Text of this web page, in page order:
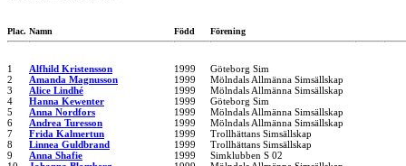
Plac. Namn Född Förening
1 Alfhild Kristensson 1999
Göteborg Sim
2
Amanda Magnusson 1999
Mölndals Allmänna Simsällskap
3
Alice Lindhé 1999
Mölndals Allmänna Simsällskap
4
Hanna Kewenter 1999
Göteborg Sim
5
Anna Nordfors 1999
Mölndals Allmänna Simsällskap
6
Andrea Turesson 1999
Mölndals Allmänna Simsällskap
7
Frida Kalmertun 1999
Trollhättans Simsällskap
8
Linnea Guldbrand 1999
Trollhättans Simsällskap
9
Anna Shafie 1999
Simklubben S 02